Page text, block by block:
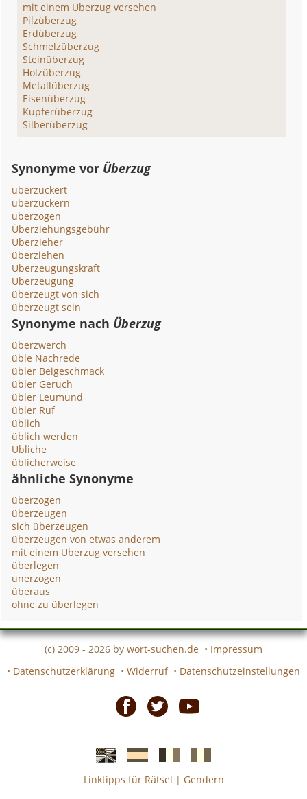
mit einem Überzug versehen
Pilzüberzug
Erdüberzug
Schmelzüberzug
Steinüberzug
Holzüberzug
Metallüberzug
Eisenüberzug
Kupferüberzug
Silberüberzug
Synonyme vor Überzug
überzuckert
überzuckern
überzogen
Überziehungsgebühr
Überzieher
überziehen
Überzeugungskraft
Überzeugung
überzeugt von sich
überzeugt sein
Synonyme nach Überzug
überzwerch
üble Nachrede
übler Beigeschmack
übler Geruch
übler Leumund
übler Ruf
üblich
üblich werden
Übliche
üblicherweise
ähnliche Synonyme
überzogen
überzeugen
sich überzeugen
überzeugen von etwas anderem
mit einem Überzug versehen
überlegen
unerzogen
überaus
ohne zu überlegen
(c) 2009 - 2026 by wort-suchen.de • Impressum
• Datenschutzerklärung • Widerruf • Datenschutzeinstellungen
EnglischeSpanischefranzösicheitalienische
Linktipps für Rätsel | Gendern